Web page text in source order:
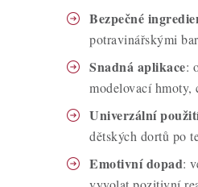
Bezpečné
potravinářskými
Snadná aplikace:
modelovací hmoty,
Univerzální
dětských dortů po
Emotivní dopad: